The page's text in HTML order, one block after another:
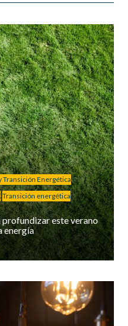
Transición Energética
Transición energética
profundizar este verano
energía